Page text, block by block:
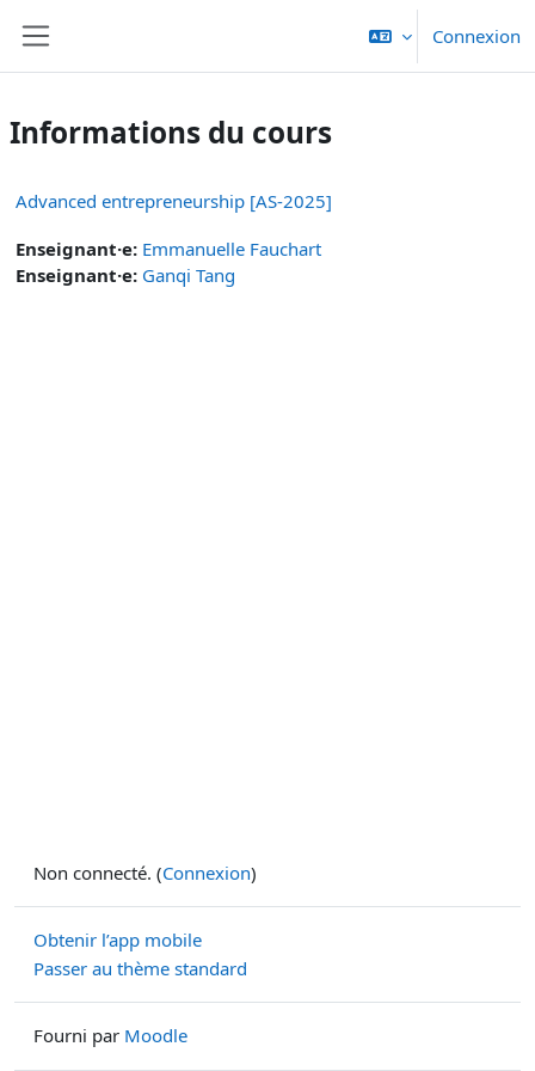
Connexion
Informations du cours
Advanced entrepreneurship [AS-2025]
Enseignant·e: Emmanuelle Fauchart
Enseignant·e: Ganqi Tang
Non connecté. (Connexion)
Obtenir l’app mobile
Passer au thème standard
Fourni par Moodle